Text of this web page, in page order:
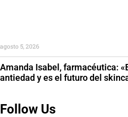
Amanda Isabel, farmacéutica:
antiedad y es el futuro del
agosto 5, 2026
Follow Us